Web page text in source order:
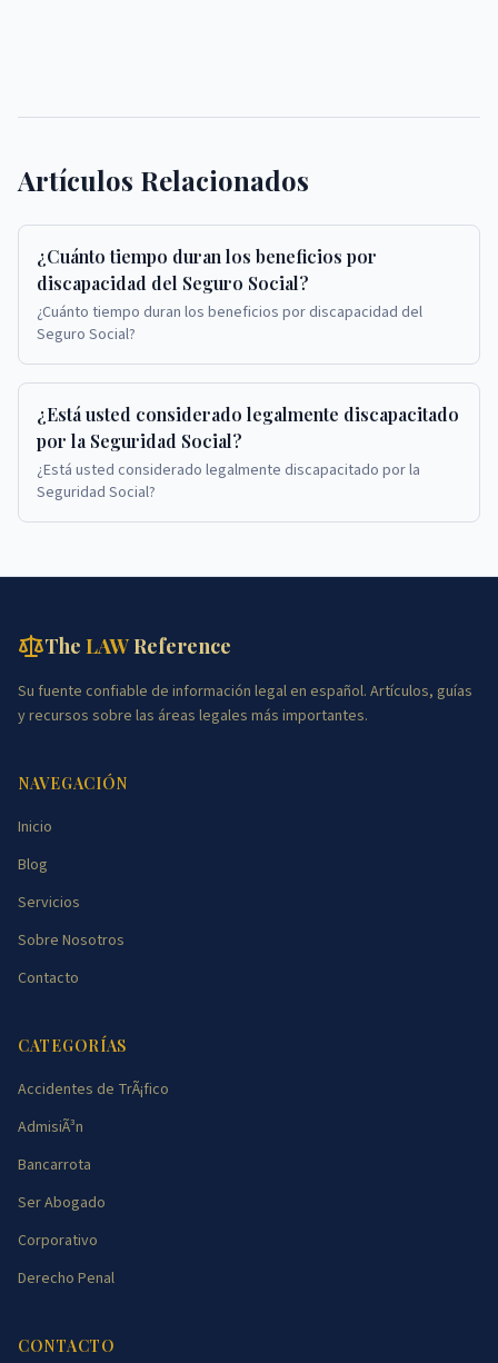
Artículos Relacionados
¿Cuánto tiempo duran los beneficios por
discapacidad del Seguro Social?
¿Cuánto tiempo duran los beneficios por discapacidad del
Seguro Social?
¿Está usted considerado legalmente discapacitado
por la Seguridad Social?
¿Está usted considerado legalmente discapacitado por la
Seguridad Social?
The LAWReference
Su fuente confiable de información legal en español. Artículos, guías
y recursos sobre las áreas legales más importantes.
NAVEGACIÓN
Inicio
Blog
Servicios
Sobre Nosotros
Contacto
CATEGORÍAS
Accidentes de TrÃ¡fico
AdmisiÃ³n
Bancarrota
Ser Abogado
Corporativo
Derecho Penal
CONTACTO